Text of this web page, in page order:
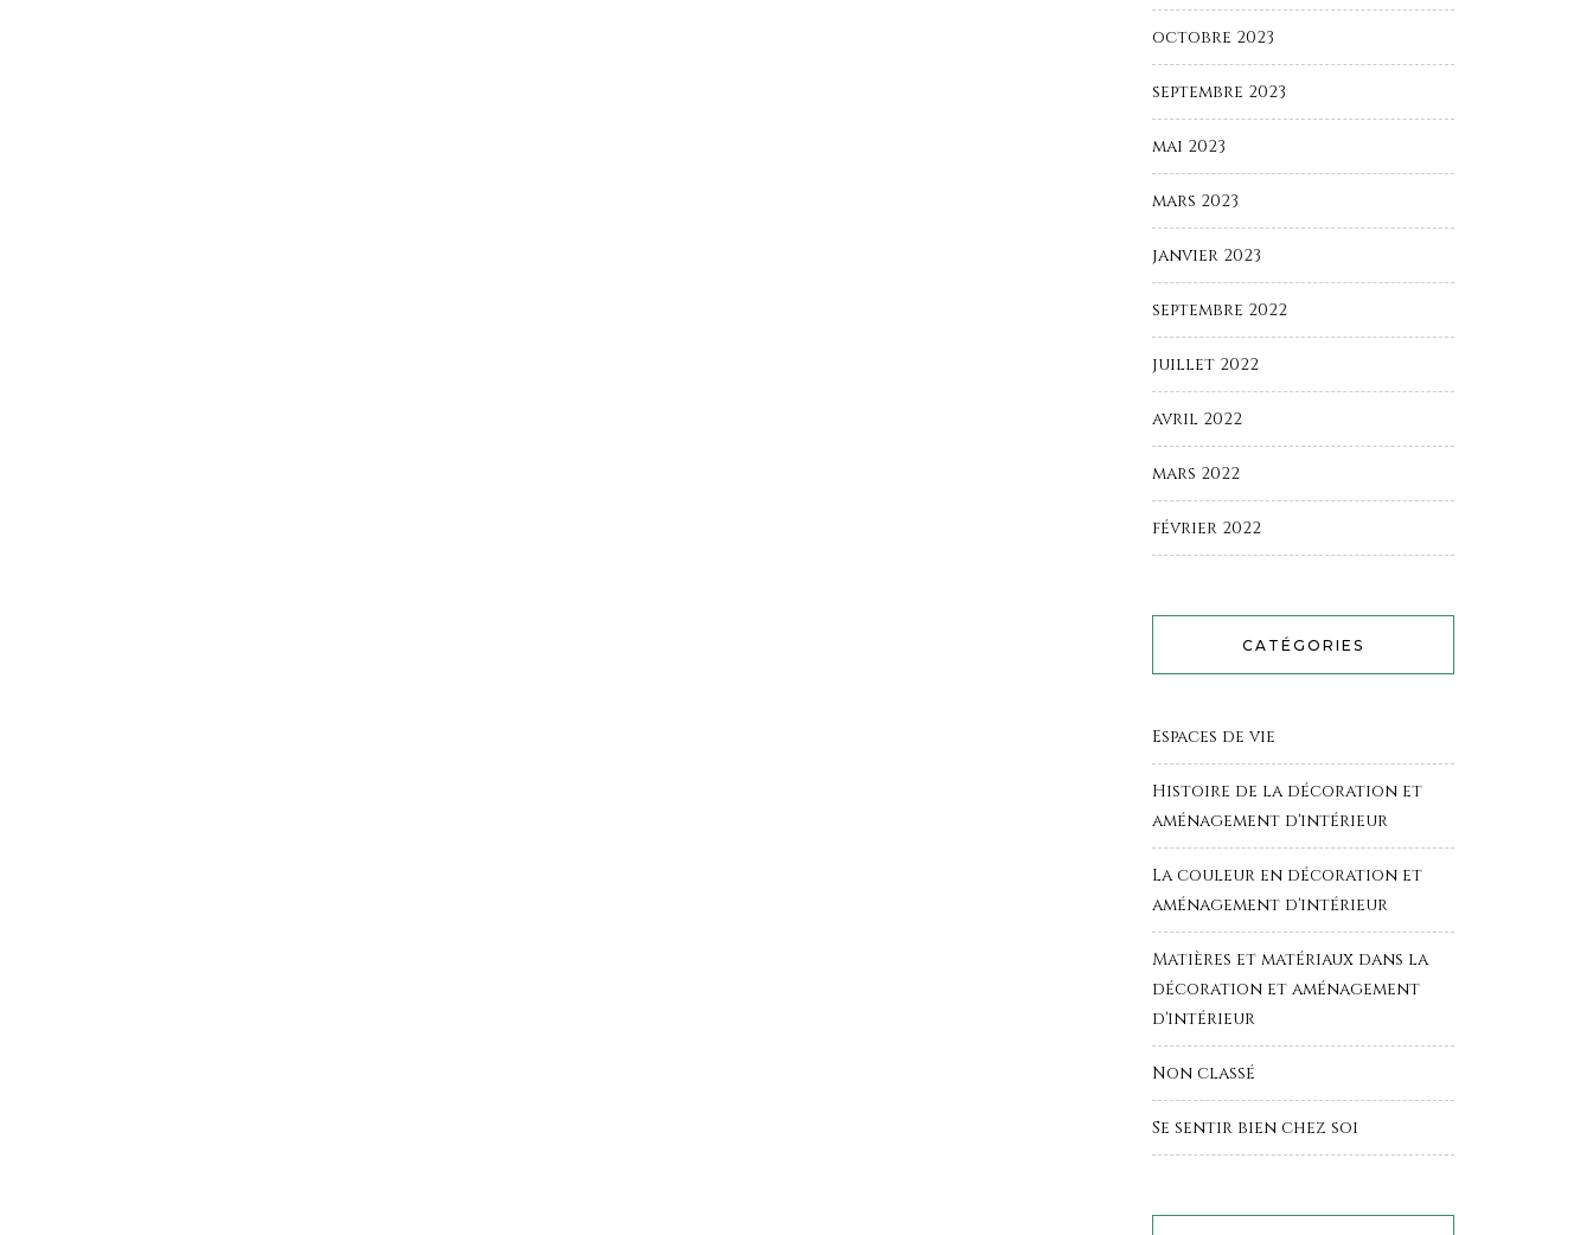
octobre 2023
septembre 2023
mai 2023
mars 2023
janvier 2023
septembre 2022
juillet 2022
avril 2022
mars 2022
février 2022
CATÉGORIES
Espaces de vie
Histoire de la décoration et
aménagement d'intérieur
La couleur en décoration et
aménagement d'intérieur
Matières et matériaux dans la
décoration et aménagement
d'intérieur
Non classé
Se sentir bien chez soi